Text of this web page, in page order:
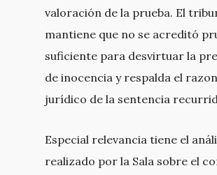
valoración de la prueba. El
mantiene que no se acreditó
suficiente para desvirtuar la
de inocencia y respalda el
jurídico de la sentencia
Especial relevancia tiene el
realizado por la Sala sobre el